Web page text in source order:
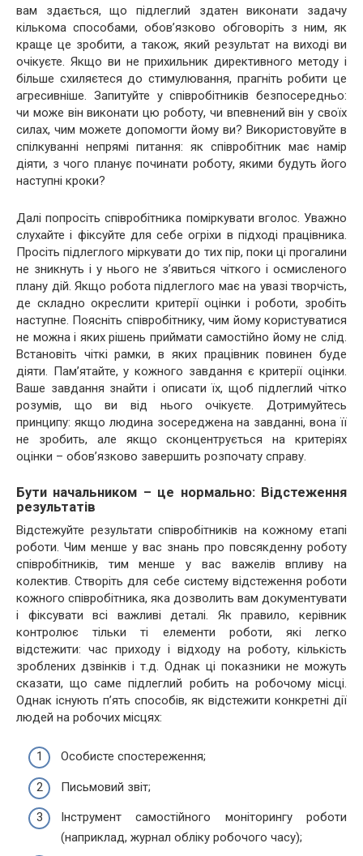
вам здається, що підлеглий здатен виконати задачу
кількома способами, обов’язково обговоріть з ним, як
краще це зробити, а також, який результат на виході ви
очікуєте. Якщо ви не прихильник директивного методу і
більше схиляєтеся до стимулювання, прагніть робити це
агресивніше. Запитуйте у співробітників безпосередньо:
чи може він виконати цю роботу, чи впевнений він у своїх
силах, чим можете допомогти йому ви? Використовуйте в
спілкуванні непрямі питання: як співробітник має намір
діяти, з чого планує починати роботу, якими будуть його
наступні кроки?
Далі попросіть співробітника поміркувати вголос. Уважно
слухайте і фіксуйте для себе огріхи в підході працівника.
Просіть підлеглого міркувати до тих пір, поки ці прогалини
не зникнуть і у нього не з’явиться чіткого і осмисленого
плану дій. Якщо робота підлеглого має на увазі творчість,
де складно окреслити критерії оцінки і роботи, зробіть
наступне. Поясніть співробітнику, чим йому користуватися
не можна і яких рішень приймати самостійно йому не слід.
Встановіть чіткі рамки, в яких працівник повинен буде
діяти. Пам’ятайте, у кожного завдання є критерії оцінки.
Ваше завдання знайти і описати їх, щоб підлеглий чітко
розумів, що ви від нього очікуєте. Дотримуйтесь
принципу: якщо людина зосереджена на завданні, вона її
не зробить, але якщо сконцентрується на критеріях
оцінки – обов’язково завершить розпочату справу.
Бути начальником – це нормально: Відстеження
результатів
Відстежуйте результати співробітників на кожному етапі
роботи. Чим менше у вас знань про повсякденну роботу
співробітників, тим менше у вас важелів впливу на
колектив. Створіть для себе систему відстеження роботи
кожного співробітника, яка дозволить вам документувати
і фіксувати всі важливі деталі. Як правило, керівник
контролює тільки ті елементи роботи, які легко
відстежити: час приходу і відходу на роботу, кількість
зроблених дзвінків і т.д. Однак ці показники не можуть
сказати, що саме підлеглий робить на робочому місці.
Однак існують п’ять способів, як відстежити конкретні дії
людей на робочих місцях:
Особисте спостереження;
Письмовий звіт;
Інструмент самостійного моніторингу роботи
(наприклад, журнал обліку робочого часу);